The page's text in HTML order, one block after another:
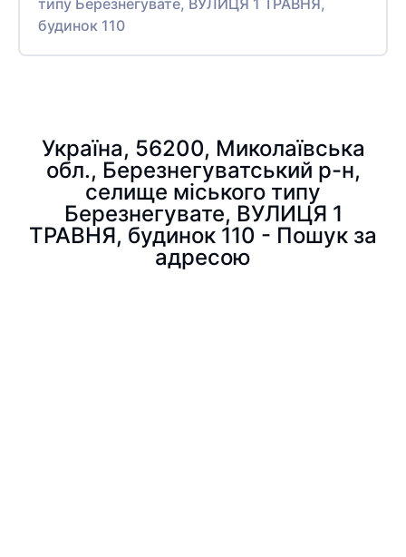
типу Березнегувате, ВУЛИЦЯ 1 ТРАВНЯ,
будинок 110
Україна, 56200, Миколаївська
обл., Березнегуватський р-н,
селище міського типу
Березнегувате, ВУЛИЦЯ 1
ТРАВНЯ, будинок 110 - Пошук за
адресою